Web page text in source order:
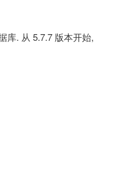
库. 从 5.7.7 版本开始,